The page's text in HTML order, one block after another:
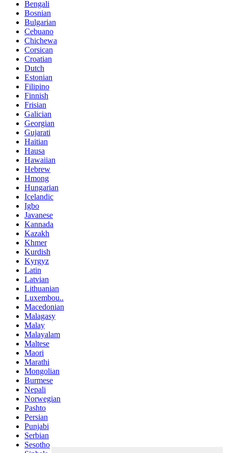
Bengali
Bosnian
Bulgarian
Cebuano
Chichewa
Corsican
Croatian
Dutch
Estonian
Filipino
Finnish
Frisian
Galician
Georgian
Gujarati
Haitian
Hausa
Hawaiian
Hebrew
Hmong
Hungarian
Icelandic
Igbo
Javanese
Kannada
Kazakh
Khmer
Kurdish
Kyrgyz
Latin
Latvian
Lithuanian
Luxembou..
Macedonian
Malagasy
Malay
Malayalam
Maltese
Maori
Marathi
Mongolian
Burmese
Nepali
Norwegian
Pashto
Persian
Punjabi
Serbian
Sesotho